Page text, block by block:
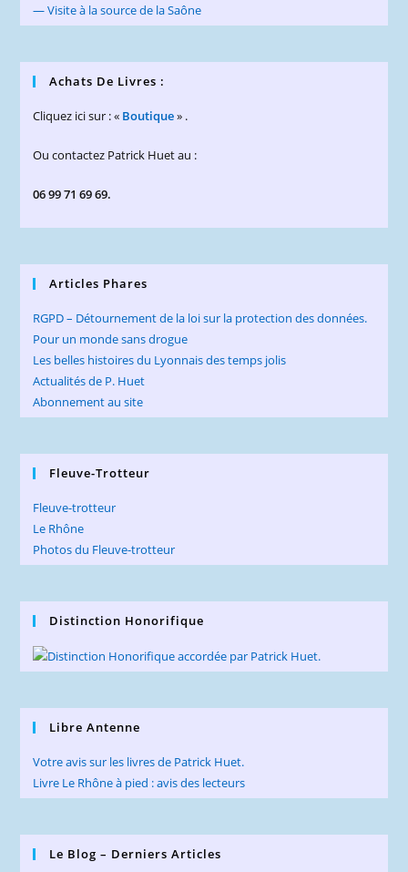
— Visite à la source de la Saône
Achats De Livres :
Cliquez ici sur : « Boutique» .
Ou contactez Patrick Huet au :
06 99 71 69 69.
Articles Phares
RGPD – Détournement de la loi sur la protection des données.
Pour un monde sans drogue
Les belles histoires du Lyonnais des temps jolis
Actualités de P. Huet
Abonnement au site
Fleuve-Trotteur
Fleuve-trotteur
Le Rhône
Photos du Fleuve-trotteur
Distinction Honorifique
Libre Antenne
Votre avis sur les livres de Patrick Huet.
Livre Le Rhône à pied : avis des lecteurs
Le Blog – Derniers Articles